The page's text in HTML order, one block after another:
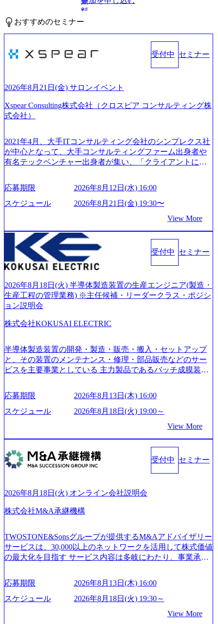
料
おすすめのセミナー
受付中 セミナー
2026年8月21日(金) サロンイベント
Xspear Consulting株式会社（クロスピア コンサルティング株
式会社）
2021年4月、大手ITコンサルティング会社のシンプレクス社
が中心となって、大手コンサルティングファーム出身者や
有名テックベンチャー出身者が集い、「クライアントにと
い」という想いの下で立ち上げた新鋭ファーム テクノロジ
ーがビジネスの成功に大きな影響力を持つDX時代におい
て、20年以上にわたってFintech業界を中心に最先端テクノ
つ、あらゆる業種・業界のクライアントの企業価値の最大
化を支援するために、戦略策定、組織改革、人材育成、業
務改善、実行支援などのコンサルティングサービスを一気
通貫で提供するのが特徴（いわゆる総合コンサルティング
ファーム） 社名の由来は”DXエリアにSpir（槍）を指して
ていく”という位置づけ 一昔前は金融が強い企業として認知
されていたが、現在金融の売上割合は全体の3割。現在はTo
C事業を始め、パブリック、製造業、通信、エンタメ、教
はあるが、社員の興味のある分野やスキルを活用したいな
着けたい方でも幅広に経験を積みたい方でも、キャリア形
成が柔軟に可能な環境である。 https://storage.googleapis.com/
our-vision-production.appspot.com/public/images/20240925204135
_93b1bff3-f71c-4bc9-8bd9-72a8a4826007_1200x554.webp https://
mages/20250502152751_46c65543-87ef-4e86-a85a-8649e1c532f9
_956x512.webp https://storage.googleapis.com/our-vision-producti
on.appspot.com/public/images/20250502152804_ba6aaa1a-9ffc-4f
m/our-vision-production.appspot.com/public/images/202505021528
ンプレクス社は、FinTech領域に強みを持つITコンサルティ
ング会社で、NRI、NTTDATAと同じく世界のFinTech Ranki
ngsTop 100企業にも選出されている。ITコンサルティング、
特長 ビジネスへの深い理解を持つコンサルタントが集うXs
pearと、最先端テクノロジーに深い知見を持つシンプレクス
社またはグループ会社との協力体制を築いている Xspear社
sion-production.appspot.com/public/images/20240925204111_caa9
4e4b-6aae-45a6-a0ce-b98154c816a2_1153x543.webp メンバー情
報 (https://www.xspear.co.jp/member/)一部抜粋 - 伊勢山 昇吾氏:
業界で新規事業戦略、成長戦略、PMI推進、業務改革等の幅
広いプロジェクトに従事 - 鈴木健仁氏：新卒でベイカレン
トに入社し最年少ディレクターを経てXspearに参画 - 梶田
案、人事組織テーマに強みを持ち、メディア・エンタメ業
応募期限
2026年8月12日(水) 16:00
スケジュール
2026年8月21日(金) 19:30〜
View More
受付中 セミナー
2026年8月18日(火) 半導体製造装置の生産エンジニア(製造・
生産工程の管理業務) ※主任候補・リーダークラス・ポジシ
ョン説明会
株式会社KOKUSAI ELECTRIC
半導体製造装置の開発・製造・販売・搬入・セットアップ
と、その装置のメンテナンス・修理・部品販売などのサー
ビスを主要事業としている 主力製品であるバッチ成膜装置
世界トップクラスのシェアを有している 技術と対話を通じ
て未来を創造し、社会課題の解決に貢献することを目指し
ている Mission:私たちの技術/私たちの対話 Vision:夢を未来
話 IoT社会の浸透、AIの加速等により半導体需要は世界中で
急伸長しており、それに伴い半導体製造装置の需要も伸長
中 https://storage.googleapis.com/our-vision-production.appspot.co
m/public/images/20260224131045_0fee4978-bb25-43a7-a367-542
6b95cd599_1200x543.webp https://storage.googleapis.com/our-visi
cb8-329e-4a45-a8f5-73d9728b2cd7_1200x486.webp https://storag
e.googleapis.com/our-vision-production.appspot.com/public/image
s/20260224131100_d8b3379f-6e64-4566-aea4-924f21977d35_120
0x460.webp https://storage.googleapis.com/our-vision-production.a
810e-138e27965ee8_1200x386.webp グローバル人財育成を目
的とした「語学研修」、効果的なプレゼンのポイントを掴
み実践に強くなるための「プレゼン研修」、自社キャリア
アドバイザーによる自身のキャリア構築をめざす「キャリ
スタイム制度を実施しており、月単位の決められた労働時
間の範囲内で、出社・退社の時刻を社員の自己裁量に委
ね、ワークライフバランスを図りながら効率的に働くこと
ができる 【休日】 土日祝休みの完全週休2日制 2025年度の
応募期限
2026年8月13日(木) 16:00
スケジュール
2026年8月18日(火) 19:00～
View More
受付中 セミナー
2026年8月18日(火) オンライン会社説明会
株式会社M&A承継機構
TWOSTONE&Sonsグループが提供するM&Aアドバイザリー
サービスは、30,000以上のネットワークを活用して株式価値
の最大化を目指す サービス内容は多岐にわたり、事業承継
リーなどが含まれており、幅広いニーズに対応 譲渡企業に
対しては完全成功報酬制を採用し、M&A以外の選択肢も尊
重する姿勢を持ち、将来の株価成長を取り込むスキームの
&A業界のリーディングカンパニーであり、領域にこだわら
応募期限
2026年8月13日(木) 16:00
スケジュール
2026年8月18日(火) 19:30～
View More